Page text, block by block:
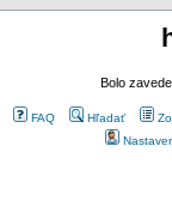
Bolo
FAQ Hľadať